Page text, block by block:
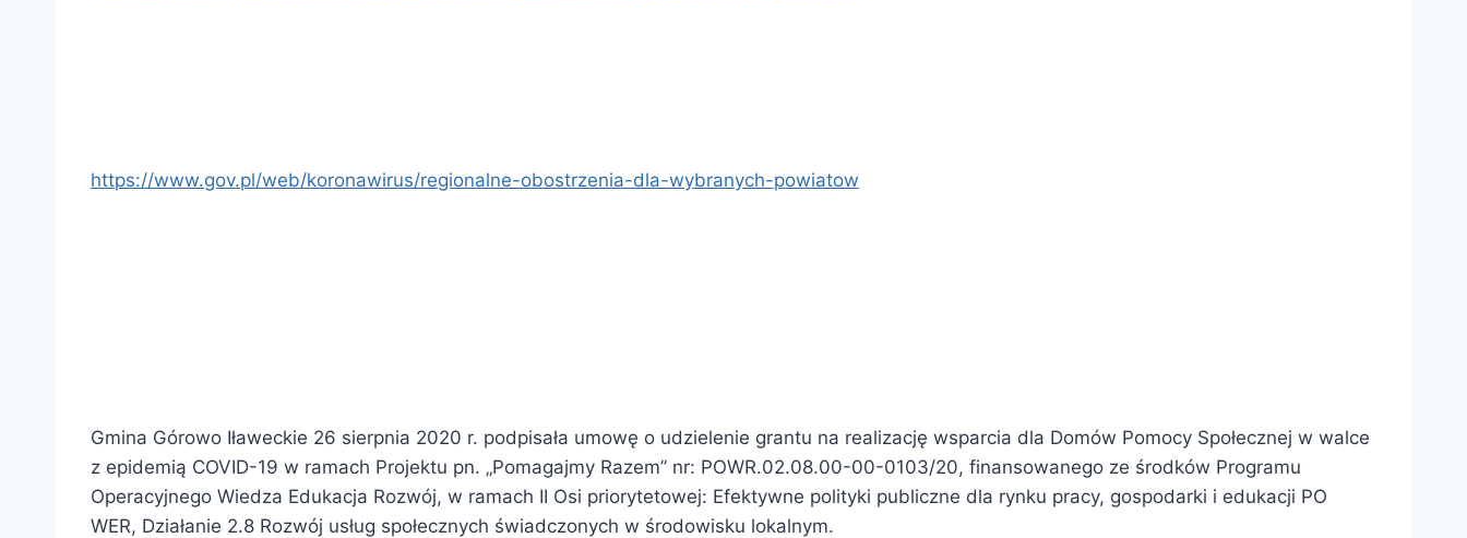
https://www.gov.pl/web/koronawirus/regionalne-obostrzenia-dla-wybranych-powiatow
Gmina Górowo Iławeckie 26 sierpnia 2020 r. podpisała umowę o udzielenie grantu na realizację wsparcia dla Domów Pomocy Społecznej w walce
z epidemią COVID-19 w ramach Projektu pn. „Pomagajmy Razem” nr: POWR.02.08.00-00-0103/20, finansowanego ze środków Programu
Operacyjnego Wiedza Edukacja Rozwój, w ramach II Osi priorytetowej: Efektywne polityki publiczne dla rynku pracy, gospodarki i edukacji PO
WER, Działanie 2.8 Rozwój usług społecznych świadczonych w środowisku lokalnym.